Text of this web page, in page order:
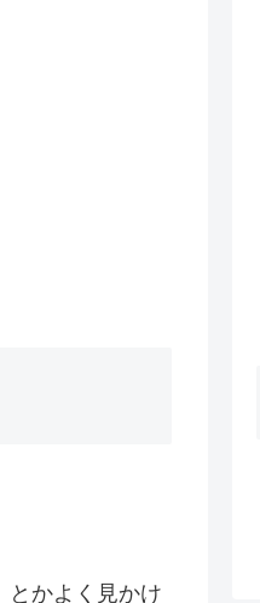
とかよく見かけ